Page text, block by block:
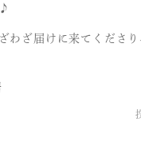
わざ届けに来てくださ